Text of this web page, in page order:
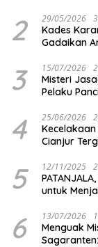
2 29/05/2026
Kades
Gadaikan
3 15/07/2026
Misteri
Pelaku
4 25/06/2026
Kecelakaan
Cianjur
5 12/11/2025
untuk
6 13/07/2026
Menguak